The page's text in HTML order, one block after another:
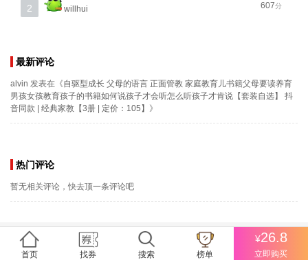
2 willhui 607分
最新评论
alvin 发表在《自驱型成长 父母的语言 正面管教 家庭教育儿书籍父母要读养育
男孩女孩教育孩子的书籍如何说孩子才会听怎么听孩子才肯说【套装自选】 抖
音同款 | 经典家教【3册 | 定价：105】 》
热门评论
暂无相关评论，快去顶一条评论吧
首页 找券 搜索 榜单
¥26.8
立即购买